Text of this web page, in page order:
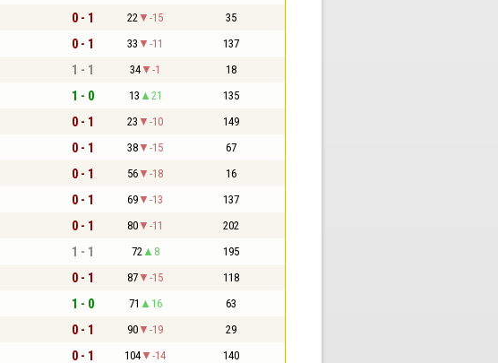
0 - 1 22 -15 35
0 - 1 33 -11 137
1 - 1 34 -1 18
1 - 0 13 21 135
0 - 1 23 -10 149
0 - 1 38 -15 67
0 - 1 56 -18 16
0 - 1 69 -13 137
0 - 1 80 -11 202
1 - 1 72 8 195
0 - 1 87 -15 118
1 - 0 71 16 63
0 - 1 90 -19 29
0 - 1 104 -14 140